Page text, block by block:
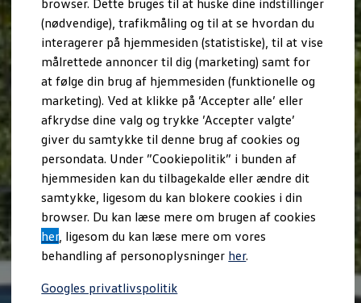
browser. Dette bruges til at huske dine indstillinger
(nødvendige), trafikmåling og til at se hvordan du
interagerer på hjemmesiden (statistiske), til at vise
målrettede annoncer til dig (marketing) samt for
at følge din brug af hjemmesiden (funktionelle og
marketing). Ved at klikke på ’Accepter alle’ eller
afkrydse dine valg og trykke ’Accepter valgte’
giver du samtykke til denne brug af cookies og
persondata. Under ”Cookiepolitik” i bunden af
hjemmesiden kan du tilbagekalde eller ændre dit
samtykke, ligesom du kan blokere cookies i din
browser. Du kan læse mere om brugen af cookies
her, ligesom du kan læse mere om vores
behandling af personoplysninger her.
Googles privatlivspolitik
California on Tour app
Elektriske biler
Elbiler
ID. Polo
ID. Cross
ID.3 Neo
ID.4
ID.5
ID.7
ID.7 Tourer
ID. Buzz
Konceptbiler
ID. EVERY1
ID. 2all & ID. GTI
Varebiler på el
Elektromobilitet i dagligdagen
Eldrevne modeller
ID. Buzz Cargo
Opladning og Rækkevidde
Opladning med Clever
Opladning med Clever - Erhvervsbiler